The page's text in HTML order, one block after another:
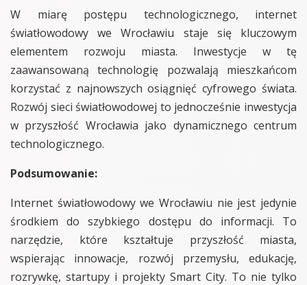
W miarę postępu technologicznego, internet
światłowodowy we Wrocławiu staje się kluczowym
elementem rozwoju miasta. Inwestycje w tę
zaawansowaną technologię pozwalają mieszkańcom
korzystać z najnowszych osiągnięć cyfrowego świata.
Rozwój sieci światłowodowej to jednocześnie inwestycja
w przyszłość Wrocławia jako dynamicznego centrum
technologicznego.
Podsumowanie:
Internet światłowodowy we Wrocławiu nie jest jedynie
środkiem do szybkiego dostępu do informacji. To
narzędzie, które kształtuje przyszłość miasta,
wspierając innowacje, rozwój przemysłu, edukację,
rozrywkę, startupy i projekty Smart City. To nie tylko